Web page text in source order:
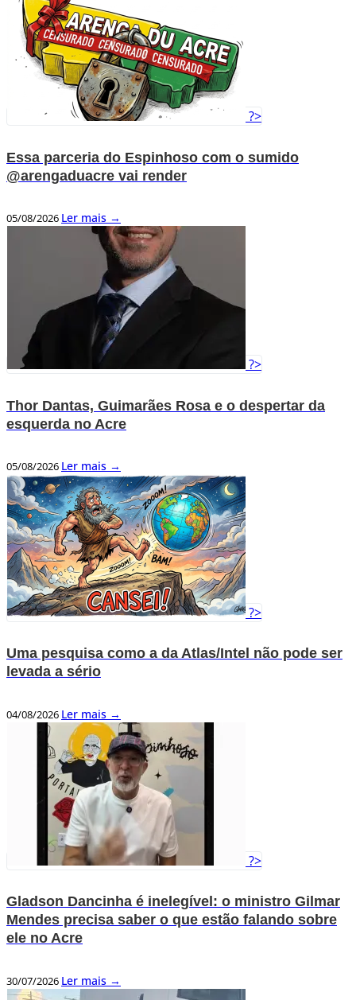
?>
Essa parceria do Espinhoso com o sumido
@arengaduacre vai render
05/08/2026 Ler mais →
?>
Thor Dantas, Guimarães Rosa e o despertar da
esquerda no Acre
05/08/2026 Ler mais →
?>
Uma pesquisa como a da Atlas/Intel não pode ser
levada a sério
04/08/2026 Ler mais →
?>
Gladson Dancinha é inelegível: o ministro Gilmar
Mendes precisa saber o que estão falando sobre
ele no Acre
30/07/2026 Ler mais →